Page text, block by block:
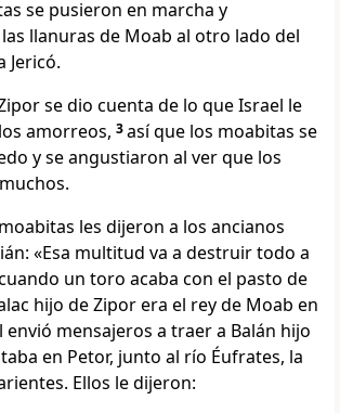
se pusieron en marcha y
llanuras de Moab al otro lado del
Jericó.
se dio cuenta de lo que Israel le
amorreos, 3así que los moabitas se
y se angustiaron al ver que los
les dijeron a los ancianos
«Esa multitud va a destruir todo a
un toro acaba con el pasto de
hijo de Zipor era el rey de Moab en
envió mensajeros a traer a Balán hijo
en Petor, junto al río Éufrates, la
Ellos le dijeron: